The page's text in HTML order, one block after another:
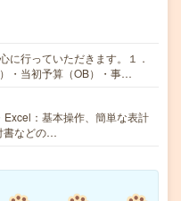
に行っていただきます。１．
・当初予算（OB）・事…
Excel：基本操作、簡単な表計
書などの…